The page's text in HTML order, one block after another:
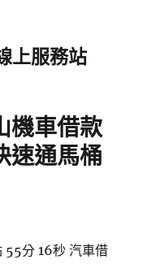
上服務站
機車借款
速通馬桶
55分 16秒 汽車借